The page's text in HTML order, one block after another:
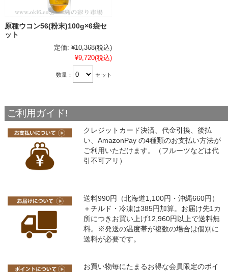
原種ウコン56(粉末)100g×6袋セ
ット
定価: ¥10,368(税込)
¥9,720(税込)
数量： セット
ご利用ガイド!
クレジットカード決済、代金引換、後払
い、AmazonPay の4種類のお支払い方法が
ご利用いただけます。（フルーツなどは代
引不可アリ）
送料990円（北海道1,100円・沖縄660円）
＋チルド・冷凍は385円加算。お届け先1カ
所につきお買い上げ12,960円以上で送料無
料。※発送の温度帯が複数の場合は個別に
送料が必要です。
お買い物毎にたまるお得な会員限定のポイ